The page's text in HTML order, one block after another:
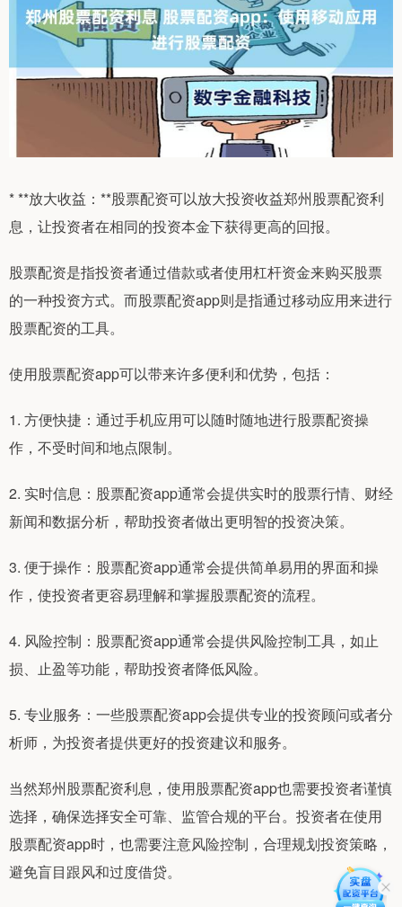
* **放大收益：**股票配资可以放大投资收益郑州股票配资利
息，让投资者在相同的投资本金下获得更高的回报。
股票配资是指投资者通过借款或者使用杠杆资金来购买股票
的一种投资方式。而股票配资app则是指通过移动应用来进行
股票配资的工具。
使用股票配资app可以带来许多便利和优势，包括：
1. 方便快捷：通过手机应用可以随时随地进行股票配资操
作，不受时间和地点限制。
2. 实时信息：股票配资app通常会提供实时的股票行情、财经
新闻和数据分析，帮助投资者做出更明智的投资决策。
3. 便于操作：股票配资app通常会提供简单易用的界面和操
作，使投资者更容易理解和掌握股票配资的流程。
4. 风险控制：股票配资app通常会提供风险控制工具，如止
损、止盈等功能，帮助投资者降低风险。
5. 专业服务：一些股票配资app会提供专业的投资顾问或者分
析师，为投资者提供更好的投资建议和服务。
当然郑州股票配资利息，使用股票配资app也需要投资者谨慎
选择，确保选择安全可靠、监管合规的平台。投资者在使用
股票配资app时，也需要注意风险控制，合理规划投资策略，
避免盲目跟风和过度借贷。